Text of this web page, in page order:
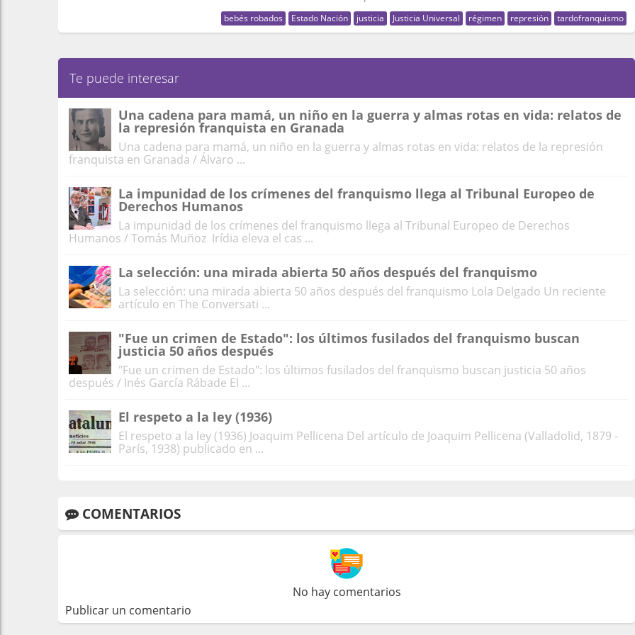
bebés robados Estado Nación justicia Justicia Universal régimen represión tardofranquismo
Te puede interesar
Una cadena para mamá, un niño en la guerra y almas rotas en vida: relatos de
la represión franquista en Granada
Una cadena para mamá, un niño en la guerra y almas rotas en vida: relatos de la represión
franquista en Granada / Álvaro ...
La impunidad de los crímenes del franquismo llega al Tribunal Europeo de
Derechos Humanos
La impunidad de los crímenes del franquismo llega al Tribunal Europeo de Derechos
Humanos / Tomás Muñoz Irídia eleva el cas ...
La selección: una mirada abierta 50 años después del franquismo
La selección: una mirada abierta 50 años después del franquismo Lola Delgado Un reciente
artículo en The Conversati ...
"Fue un crimen de Estado": los últimos fusilados del franquismo buscan
justicia 50 años después
"Fue un crimen de Estado": los últimos fusilados del franquismo buscan justicia 50 años
después / Inés García Rábade El ...
El respeto a la ley (1936)
El respeto a la ley (1936) Joaquim Pellicena Del artículo de Joaquim Pellicena (Valladolid, 1879 -
París, 1938) publicado en ...
COMENTARIOS
No hay comentarios
Publicar un comentario